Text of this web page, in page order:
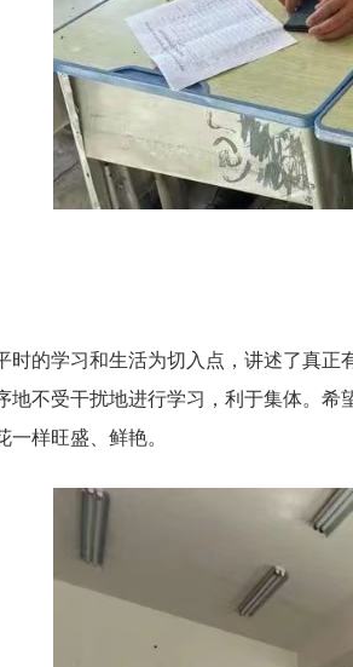
时的学习和生活为切入点，讲述了真
地不受干扰地进行学习，利于集体。
一样旺盛、鲜艳。